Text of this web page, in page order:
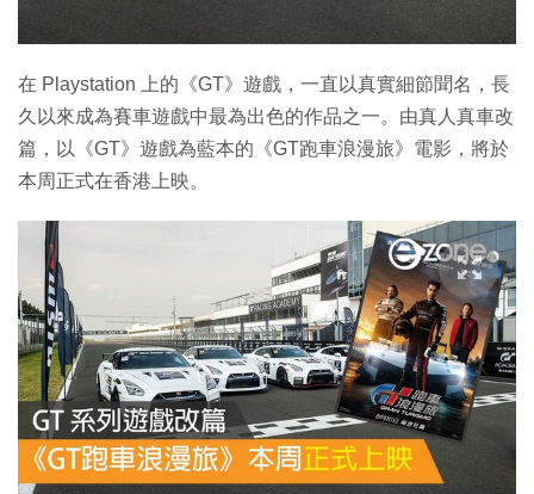
在 Playstation 上的《GT》遊戲，一直以真實細節聞名，長
久以來成為賽車遊戲中最為出色的作品之一。由真人真車改
篇，以《GT》遊戲為藍本的《GT跑車浪漫旅》電影，將於
本周正式在香港上映。